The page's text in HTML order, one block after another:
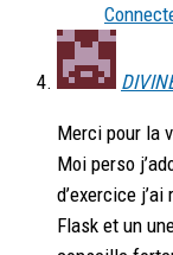
Merci pour la
Moi perso
d’exercice
Flask et un